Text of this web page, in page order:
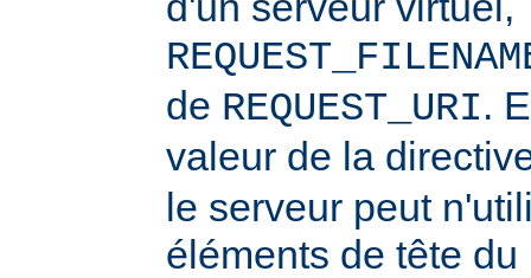
de REQUEST_URI.
valeur de la
le serveur peut
éléments de tête du